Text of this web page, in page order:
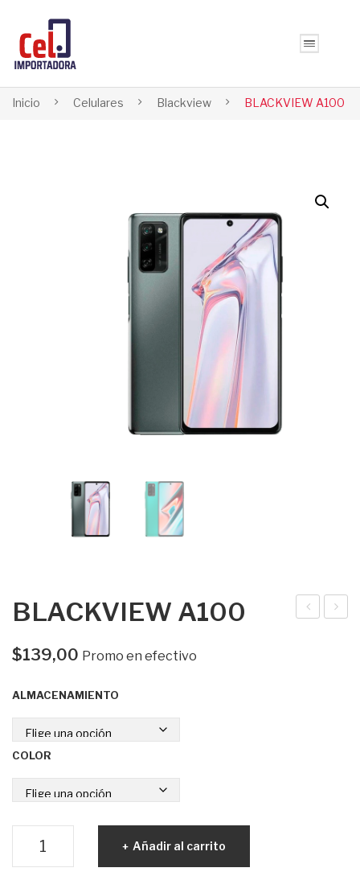
Inicio Celulares Blackview BLACKVIEW A100
BLACKVIEW A100
$139,00 Promo en efectivo
ALMACENAMIENTO
COLOR
Añadir al carrito